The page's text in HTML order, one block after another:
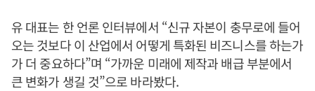
유 대표는 한 언론 인터뷰에서 “신규 자본이 충무로에 들어
오는 것보다 이 산업에서 어떻게 특화된 비즈니스를 하는가
가 더 중요하다”며 “가까운 미래에 제작과 배급 부분에서
큰 변화가 생길 것”으로 바라봤다.